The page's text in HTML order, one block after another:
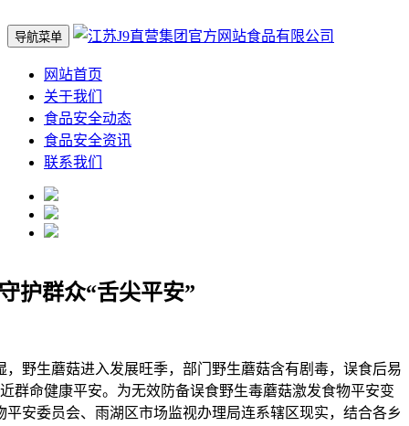
导航菜单
网站首页
关于我们
食品安全动态
食品安全资讯
联系我们
护群众“舌尖平安”
生蘑菇进入发展旺季，部门野生蘑菇含有剧毒，误食后易
群命健康平安。为无效防备误食野生毒蘑菇激发食物平安变
安委员会、雨湖区市场监视办理局连系辖区现实，结合各乡